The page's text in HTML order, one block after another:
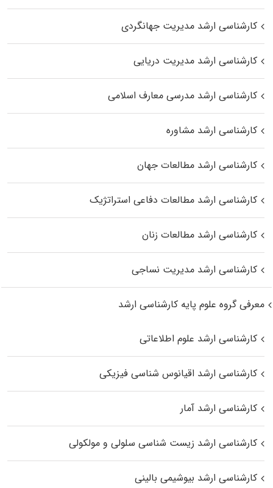
کارشناسی ارشد مدیریت جهانگردی
کارشناسی ارشد مدیریت دریایی
کارشناسی ارشد مدرسی معارف اسلامی
کارشناسی ارشد مشاوره
کارشناسی ارشد مطالعات جهان
کارشناسی ارشد مطالعات دفاعی استراتژیک
کارشناسی ارشد مطالعات زنان
کارشناسی ارشد مدیریت نساجی
معرفی گروه علوم پایه کارشناسی ارشد
کارشناسی ارشد علوم اطلاعاتی
کارشناسی ارشد اقیانوس‌ شناسی فیزیکی
کارشناسی ارشد آمار
کارشناسی ارشد زیست شناسی سلولی و مولکولی
کارشناسی ارشد بیوشیمی بالینی